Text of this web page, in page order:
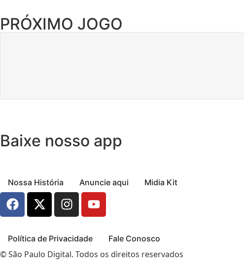
PRÓXIMO JOGO
Baixe nosso app
Nossa História Anuncie aqui Midia Kit
Política de Privacidade Fale Conosco
© São Paulo Digital. Todos os direitos reservados